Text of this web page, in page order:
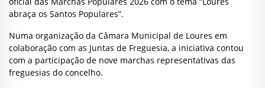
abraça os Santos Populares”.
Numa organização da Câmara Municipal de Loures em
colaboração com as Juntas de Freguesia, a iniciativa contou
com a participação de nove marchas representativas das
freguesias do concelho.